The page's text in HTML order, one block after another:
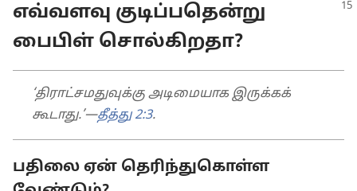
எவ்வளவு குடிப்பதென்று
பைபிள் சொல்கிறதா?
‘திராட்சமதுவுக்கு அடிமையாக இருக்கக்
கூடாது.’—தீத்து 2:3.
பதிலை ஏன் தெரிந்துகொள்ள